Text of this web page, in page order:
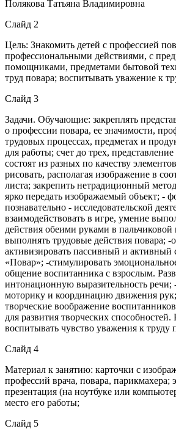
Полякова Татьяна Владимировна
Слайд 2
Цель: Знакомить детей с профессией
профессиональными действиями, с
помощниками, предметами бытовой
труд повара; воспитывать уважение к
Слайд 3
Задачи. Обучающие: закреплять
о профессии повара, ее значимости,
трудовых процессах, предметах и
для работы; счет до трех,
состоят из разных по качеству
рисовать, располагая изображение в
листа; закрепить нетрадиционный
ярко передать изображаемый объект; -
познавательно - исследовательской
взаимодействовать в игре, умение
действия обеими руками в пальчиковой
выполнять трудовые действия повара; -
активизировать пассивный и активный
«Повар»; -стимулировать
общение воспитанника с взрослым.
интонационную выразительность речи;
моторику и координацию движения рук;
творческие воображение
для развития творческих
воспитывать чувство уважения к труду
Слайд 4
Материал к занятию: карточки с
профессий врача, повара, парикмахера;
презентация (на ноутбуке или
место его работы;
Слайд 5